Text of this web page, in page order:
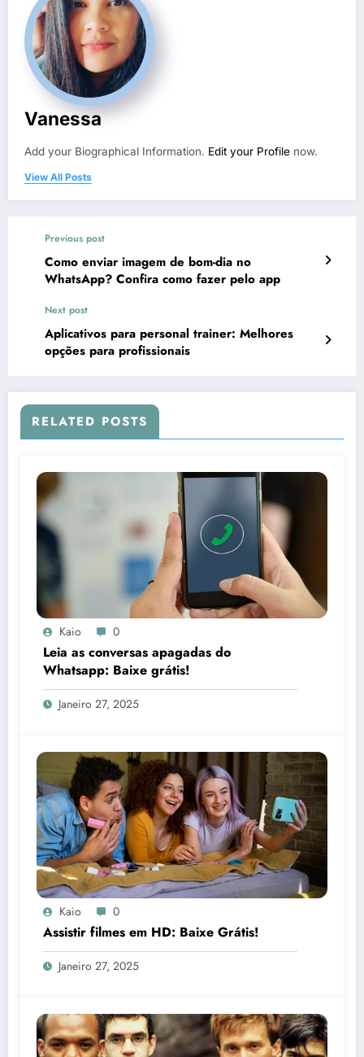
Vanessa
Add your Biographical Information. Edit your Profile now.
View All Posts
Previous post
Como enviar imagem de bom-dia no
WhatsApp? Confira como fazer pelo app
Next post
Aplicativos para personal trainer: Melhores
opções para profissionais
RELATED POSTS
Kaio 0
Leia as conversas apagadas do
Whatsapp: Baixe grátis!
Janeiro 27, 2025
Kaio 0
Assistir filmes em HD: Baixe Grátis!
Janeiro 27, 2025